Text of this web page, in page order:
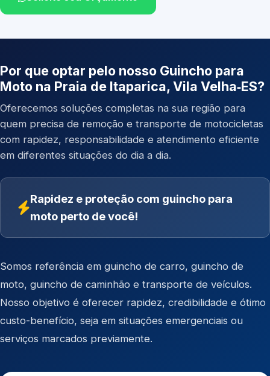
Por que optar pelo nosso Guincho para
Moto na Praia de Itaparica, Vila Velha‑ES?
Oferecemos soluções completas na sua região para
quem precisa de remoção e transporte de motocicletas
com rapidez, responsabilidade e atendimento eficiente
em diferentes situações do dia a dia.
Rapidez e proteção com guincho para
moto perto de você!
Somos referência em guincho de carro, guincho de
moto, guincho de caminhão e transporte de veículos.
Nosso objetivo é oferecer rapidez, credibilidade e ótimo
custo-benefício, seja em situações emergenciais ou
serviços marcados previamente.